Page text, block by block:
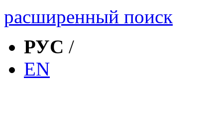
расширенный поиск
РУС /
EN